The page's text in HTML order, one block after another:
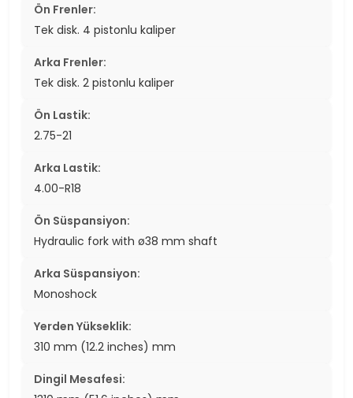
Ön Frenler:
Tek disk. 4 pistonlu kaliper
Arka Frenler:
Tek disk. 2 pistonlu kaliper
Ön Lastik:
2.75-21
Arka Lastik:
4.00-R18
Ön Süspansiyon:
Hydraulic fork with ø38 mm shaft
Arka Süspansiyon:
Monoshock
Yerden Yükseklik:
310 mm (12.2 inches) mm
Dingil Mesafesi: